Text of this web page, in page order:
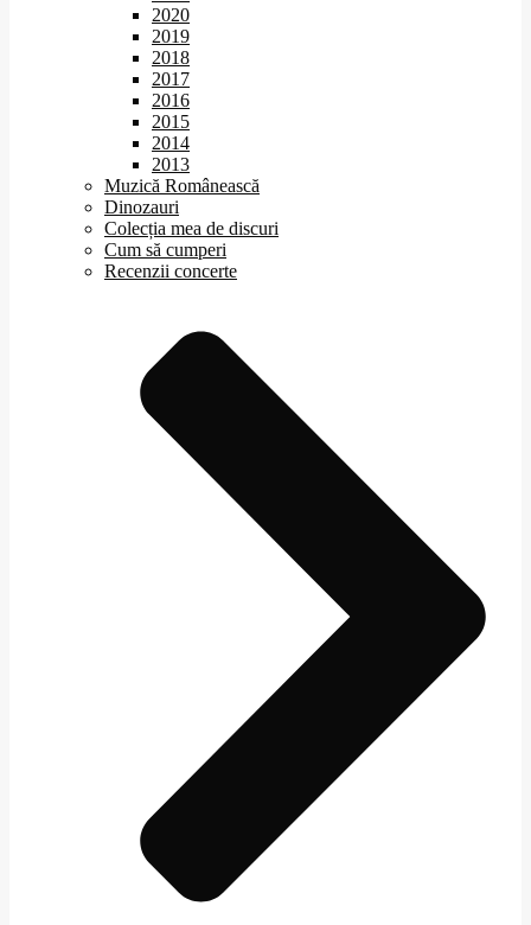
2020
2019
2018
2017
2016
2015
2014
2013
Muzică Românească
Dinozauri
Colecția mea de discuri
Cum să cumperi
Recenzii concerte